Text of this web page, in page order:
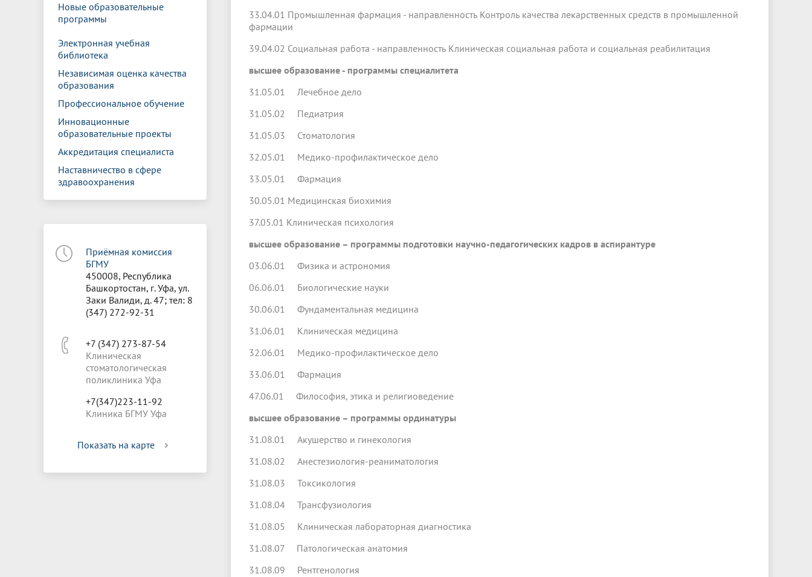
Новые образовательные
программы
Электронная учебная
библиотека
Независимая оценка качества
образования
Профессиональное обучение
Инновационные
образовательные проекты
Аккредитация специалиста
Наставничество в сфере
здравоохранения
Приёмная комиссия
БГМУ
450008, Республика
Башкортостан, г. Уфа, ул.
Заки Валиди, д. 47; тел: 8
(347) 272-92-31
+7 (347) 273-87-54
Клиническая
стоматологическая
поликлиника Уфа
+7(347)223-11-92
Клиника БГМУ Уфа
Показать на карте
33.04.01 Промышленная фармация - направленность Контроль качества лекарственных средств в промышленной
фармации
39.04.02 Социальная работа - направленность Клиническая социальная работа и социальная реабилитация
высшее образование - программы специалитета
31.05.01 Лечебное дело
31.05.02 Педиатрия
31.05.03 Стоматология
32.05.01 Медико-профилактическое дело
33.05.01 Фармация
30.05.01 Медицинская биохимия
37.05.01 Клиническая психология
высшее образование – программы подготовки научно-педагогических кадров в аспирантуре
03.06.01 Физика и астрономия
06.06.01 Биологические науки
30.06.01 Фундаментальная медицина
31.06.01 Клиническая медицина
32.06.01 Медико-профилактическое дело
33.06.01 Фармация
47.06.01 Философия, этика и религиоведение
высшее образование – программы ординатуры
31.08.01 Акушерство и гинекология
31.08.02 Анестезиология-реаниматология
31.08.03 Токсикология
31.08.04 Трансфузиология
31.08.05 Клиническая лабораторная диагностика
31.08.07 Патологическая анатомия
31.08.09 Рентгенология